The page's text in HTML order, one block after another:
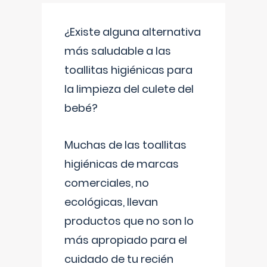
¿Existe alguna alternativa
más saludable a las
toallitas higiénicas para
la limpieza del culete del
bebé?
Muchas de las toallitas
higiénicas de marcas
comerciales, no
ecológicas, llevan
productos que no son lo
más apropiado para el
cuidado de tu recién